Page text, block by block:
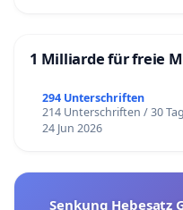
1 Milliarde für freie
294 Unterschriften
214 Unterschriften / 30
24 Jun 2026
Senkung Hebesatz